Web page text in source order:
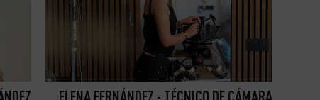
ELENA FERNÁNDEZ - TÉCNICO DE CÁMARA